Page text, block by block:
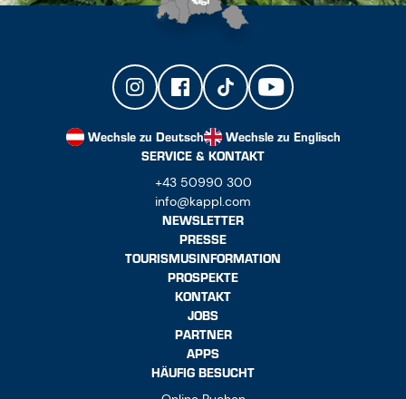
Wechsle zu Deutsch
Wechsle zu Englisch
SERVICE & KONTAKT
+43 50990 300
info@kappl.com
NEWSLETTER
PRESSE
TOURISMUSINFORMATION
PROSPEKTE
KONTAKT
JOBS
PARTNER
APPS
HÄUFIG BESUCHT